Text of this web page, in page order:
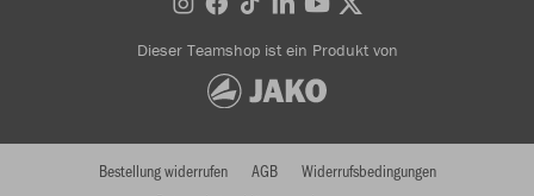
Dieser Teamshop ist ein Produkt von
Bestellung widerrufen AGB
Widerrufsbedingungen